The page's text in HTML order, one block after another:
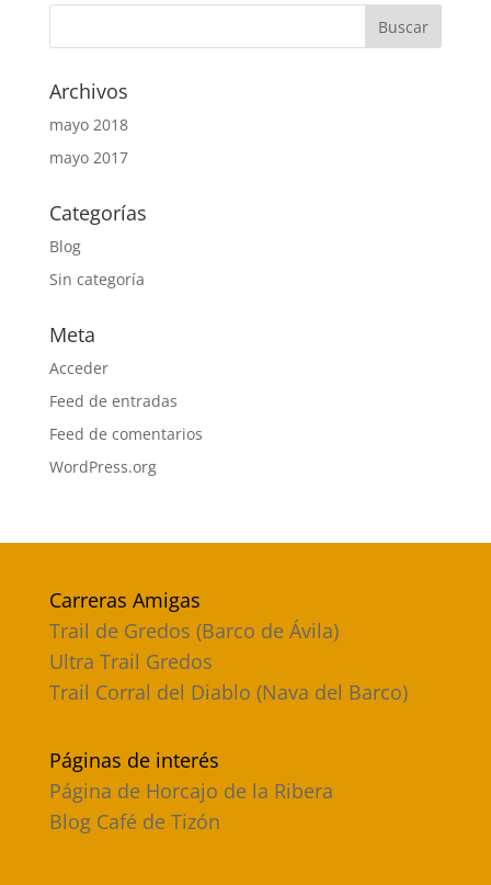
Archivos
mayo 2018
mayo 2017
Categorías
Blog
Sin categoría
Meta
Acceder
Feed de entradas
Feed de comentarios
WordPress.org
Carreras Amigas
Trail de Gredos (Barco de Ávila)
Ultra Trail Gredos
Trail Corral del Diablo (Nava del Barco)
Páginas de interés
Página de Horcajo de la Ribera
Blog Café de Tizón